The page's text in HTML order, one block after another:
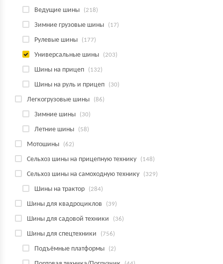
Ведущие шины (218)
Зимние грузовые шины (17)
Рулевые шины (177)
Универсальные шины (203)
Шины на прицеп (132)
Шины на руль и прицеп (30)
Легкогрузовые шины (86)
Зимние шины (30)
Летние шины (58)
Мотошины (62)
Сельхоз шины на прицепную технику (148)
Сельхоз шины на самоходную технику (329)
Шины на трактор (284)
Шины для квадроциклов (39)
Шины для садовой техники (36)
Шины для спецтехники (756)
Подъёмные платформы (2)